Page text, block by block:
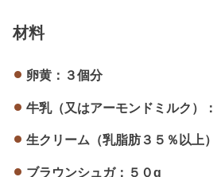
材料
卵黄：３個分
牛乳（又はアーモンドミルク）：
生クリーム（乳脂肪３５％以上
ブラウンシュガ： ５０g